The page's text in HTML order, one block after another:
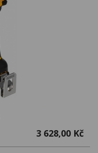
3 628,00 Kč